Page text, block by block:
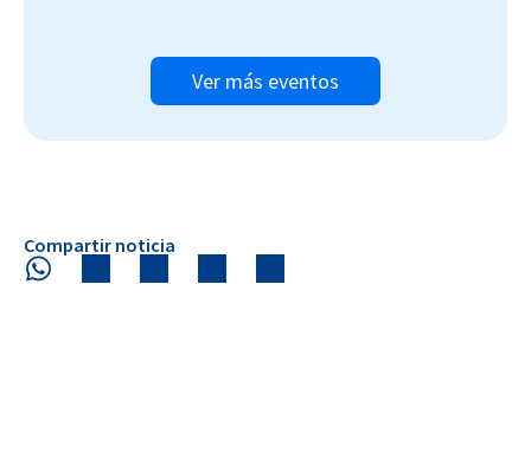
Ver más eventos
Compartir noticia